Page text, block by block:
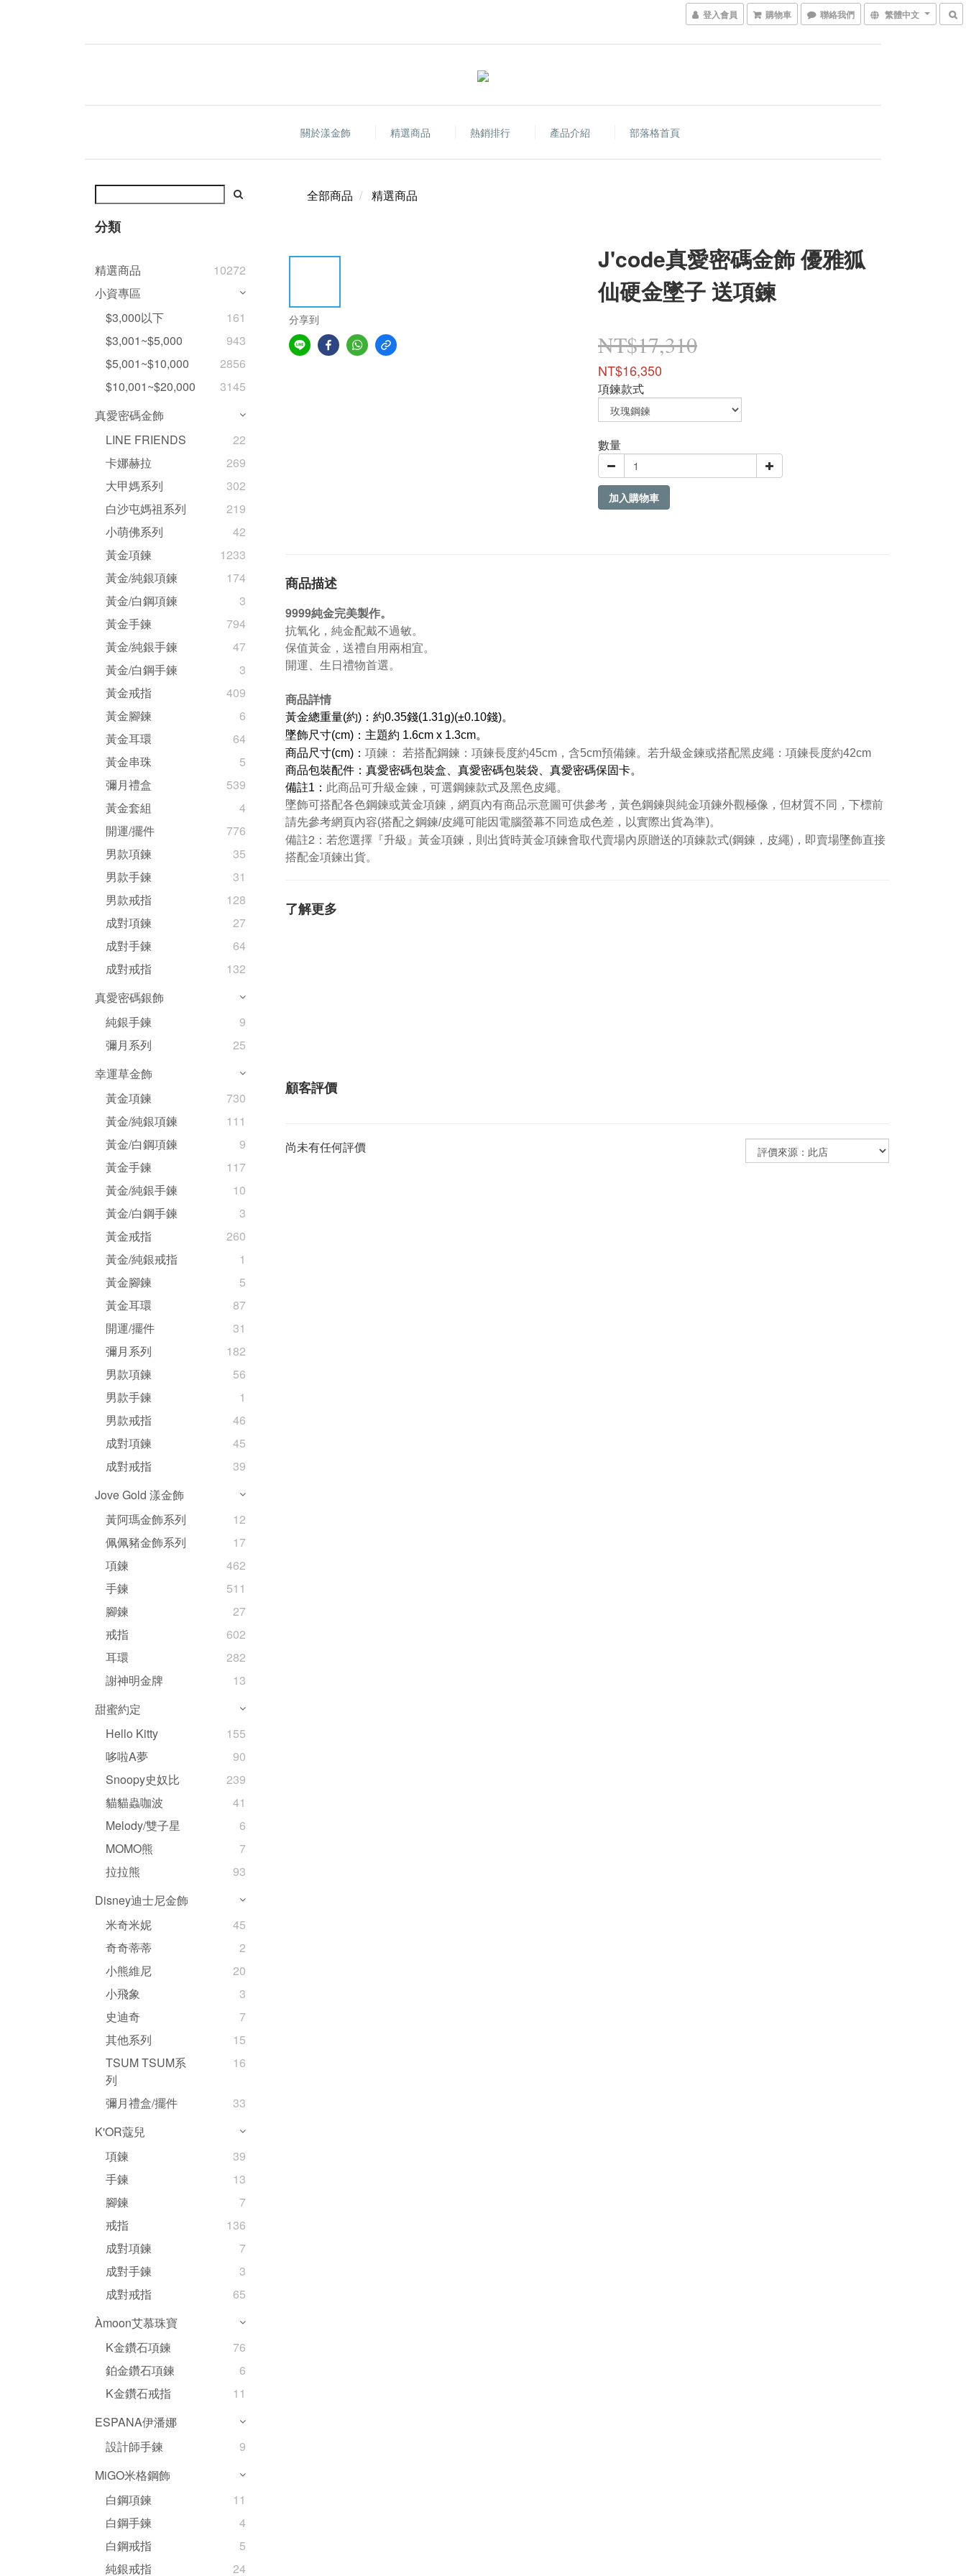
登入會員 購物車 聯絡我們 繁體中文
關於漾金飾 精選商品 熱銷排行 產品介紹 部落格首頁
分類
精選商品
10272
小資專區
$3,000以下
161
$3,001~$5,000
943
$5,001~$10,000
2856
$10,001~$20,000
3145
真愛密碼金飾
LINE FRIENDS
22
卡娜赫拉
269
大甲媽系列
302
白沙屯媽祖系列
219
小萌佛系列
42
黃金項鍊
1233
黃金/純銀項鍊
174
黃金/白鋼項鍊
3
黃金手鍊
794
黃金/純銀手鍊
47
黃金/白鋼手鍊
3
黃金戒指
409
黃金腳鍊
6
黃金耳環
64
黃金串珠
5
彌月禮盒
539
黃金套組
4
開運/擺件
776
男款項鍊
35
男款手鍊
31
男款戒指
128
成對項鍊
27
成對手鍊
64
成對戒指
132
真愛密碼銀飾
純銀手鍊
9
彌月系列
25
幸運草金飾
黃金項鍊
730
黃金/純銀項鍊
111
黃金/白鋼項鍊
9
黃金手鍊
117
黃金/純銀手鍊
10
黃金/白鋼手鍊
3
黃金戒指
260
黃金/純銀戒指
1
黃金腳鍊
5
黃金耳環
87
開運/擺件
31
彌月系列
182
男款項鍊
56
男款手鍊
1
男款戒指
46
成對項鍊
45
成對戒指
39
Jove Gold 漾金飾
黃阿瑪金飾系列
12
佩佩豬金飾系列
17
項鍊
462
手鍊
511
腳鍊
27
戒指
602
耳環
282
謝神明金牌
13
甜蜜約定
Hello Kitty
155
哆啦A夢
90
Snoopy史奴比
239
貓貓蟲咖波
41
Melody/雙子星
6
MOMO熊
7
拉拉熊
93
Disney迪士尼金飾
米奇米妮
45
奇奇蒂蒂
2
小熊維尼
20
小飛象
3
史迪奇
7
其他系列
15
TSUM TSUM系
列
16
彌月禮盒/擺件
33
K'OR蔻兒
項鍊
39
手鍊
13
腳鍊
7
戒指
136
成對項鍊
7
成對手鍊
3
成對戒指
65
Àmoon艾慕珠寶
K金鑽石項鍊
76
鉑金鑽石項鍊
6
K金鑽石戒指
11
ESPANA伊潘娜
設計師手鍊
9
MiGO米格鋼飾
白鋼項鍊
11
白鋼手鍊
4
白鋼戒指
5
純銀戒指
24
全部商品 精選商品
分享到
J'code真愛密碼金飾 優雅狐
仙硬金墜子 送項鍊
NT$17,310
NT$16,350
項鍊款式
數量
加入購物車
商品描述
9999純金完美製作。
抗氧化，純金配戴不過敏。
保值黃金，送禮自用兩相宜。
開運、生日禮物首選。
商品詳情
黃金總重量(約)：約0.35錢(1.31g)(±0.10錢)。
墜飾尺寸(cm)：主題約 1.6cm x 1.3cm。
商品尺寸(cm)： 項鍊： 若搭配鋼鍊：項鍊長度約45cm，含5cm預備鍊。若升級金鍊或搭配黑皮繩：項鍊長度約42cm
商品包裝配件：真愛密碼包裝盒、真愛密碼包裝袋、真愛密碼保固卡。
備註1： 此商品可升級金鍊，可選鋼鍊款式及黑色皮繩。
墜飾可搭配各色鋼鍊或黃金項鍊，網頁內有商品示意圖可供參考，黃色鋼鍊與純金項鍊外觀極像，但材質不同，下標前
請先參考網頁內容(搭配之鋼鍊/皮繩可能因電腦螢幕不同造成色差，以實際出貨為準)。
備註2：若您選擇『升級』黃金項鍊，則出貨時黃金項鍊會取代賣場內原贈送的項鍊款式(鋼鍊，皮繩)，即賣場墜飾直接
搭配金項鍊出貨。
了解更多
顧客評價
尚未有任何評價